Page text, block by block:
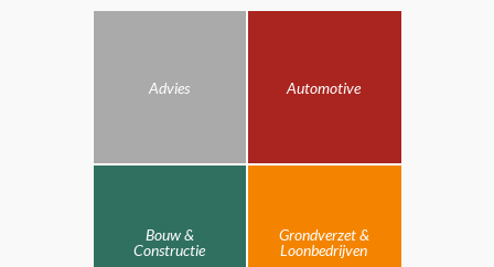
Advies Automotive
Bouw &
Constructie
Grondverzet &
Loonbedrijven